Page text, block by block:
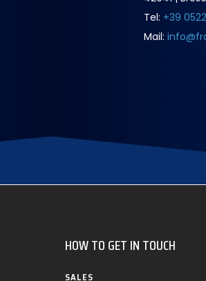
Tel: +39
Mail:
HOW TO GET IN TOUCH
SALES